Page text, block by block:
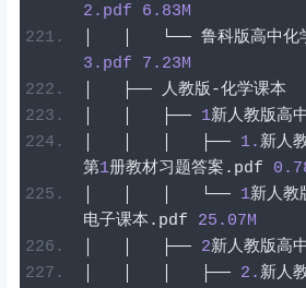
2 .pdf 6.83M
└── 鲁科版高中化
3 .pdf 7.23M
├──
人教版-化学课本
├── 1新人教版高
├── 1.新人
第1册教材习题答案 . pdf
└── 1新人教
电子课本 . pdf 25.07M
├── 2新人教版高
├── 2 .新人